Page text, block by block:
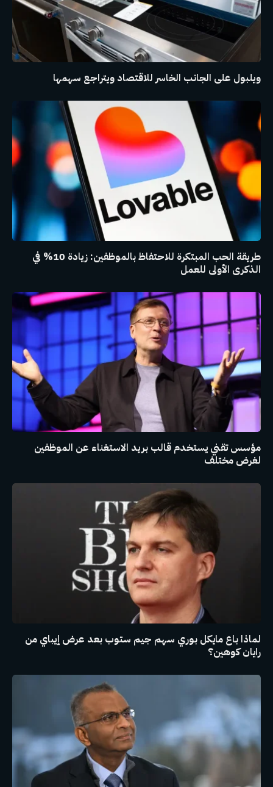
ويلبول على الجانب الخاسر للاقتصاد ويتراجع سهمها
طريقة الحب المبتكرة للاحتفاظ بالموظفين: زيادة 10% في
الذكرى الأولى للعمل
مؤسس تقني يستخدم قالب بريد الاستغناء عن الموظفين
لغرض مختلف
لماذا باع مايكل بوري سهم جيم ستوب بعد عرض إيباي من
رايان كوهين؟